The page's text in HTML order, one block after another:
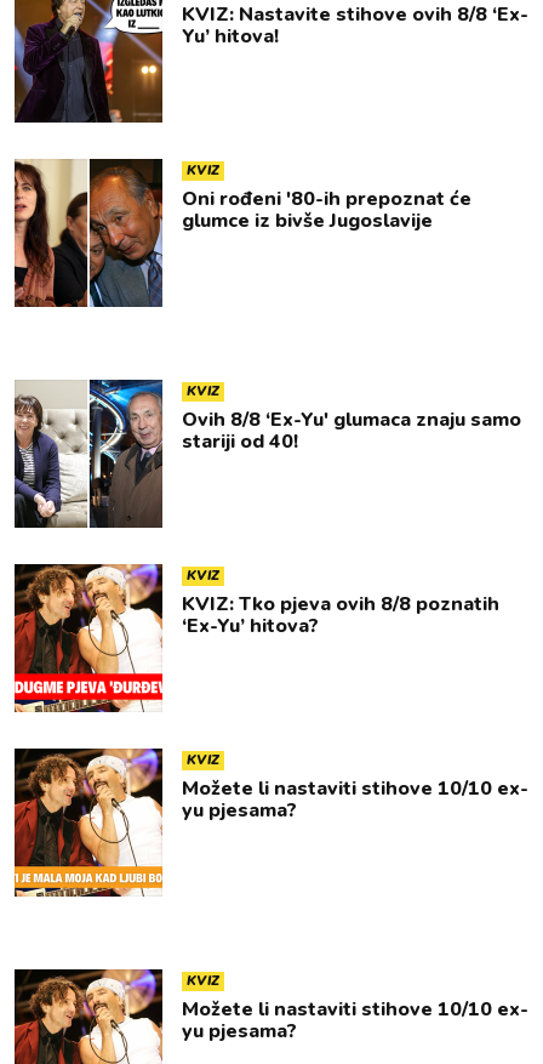
KVIZ: Nastavite stihove ovih 8/8 ‘Ex-
Yu’ hitova!
KVIZ
Oni rođeni '80-ih prepoznat će
glumce iz bivše Jugoslavije
KVIZ
Ovih 8/8 ‘Ex-Yu' glumaca znaju samo
stariji od 40!
KVIZ
KVIZ: Tko pjeva ovih 8/8 poznatih
‘Ex-Yu’ hitova?
KVIZ
Možete li nastaviti stihove 10/10 ex-
yu pjesama?
KVIZ
Možete li nastaviti stihove 10/10 ex-
yu pjesama?